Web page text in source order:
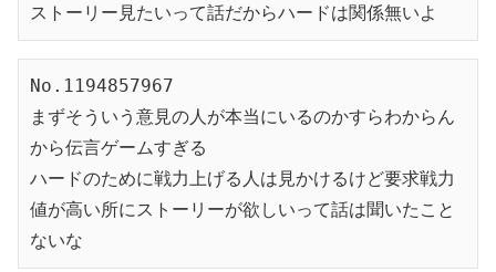
ストーリー見たいって話だからハードは関係無いよ
No.1194857967
まずそういう意見の人が本当にいるのかすらわからん
から伝言ゲームすぎる
ハードのために戦力上げる人は見かけるけど要求戦力
値が高い所にストーリーが欲しいって話は聞いたこと
ないな